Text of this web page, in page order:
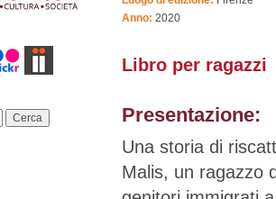
Anno: 2020
Libro per ragazzi
Presentazione:
Una storia di
Malis, un ragazzo